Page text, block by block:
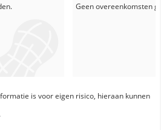
Geen overeenkomsten
is voor eigen risico, hieraan kunnen